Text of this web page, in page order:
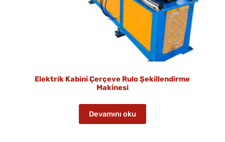
Elektrik Kabini Çerçeve Rulo Şekillendirme
Makinesi
Devamını oku